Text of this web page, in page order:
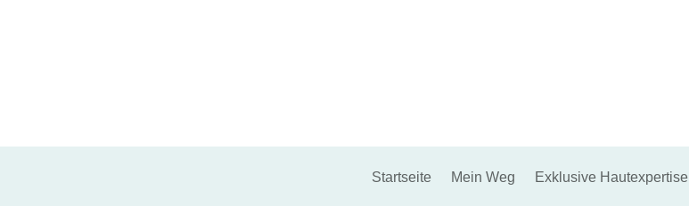
Startseite Mein Weg Exklusive Hautexpertise